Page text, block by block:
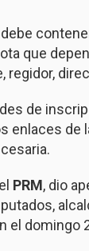
que
regidor,
de
enlaces de
PRM, dio
el domingo